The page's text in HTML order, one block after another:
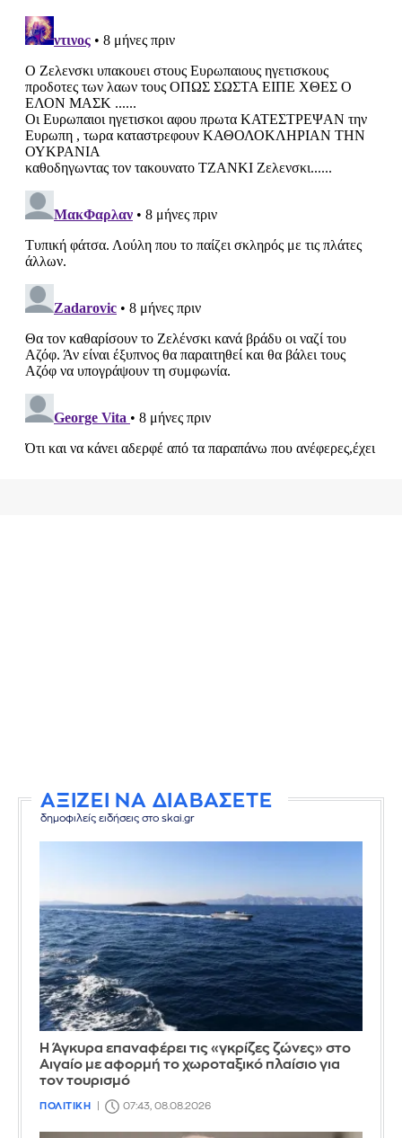
ΑΞΙΖΕΙ ΝΑ ΔΙΑΒΑΣΕΤΕ
δημοφιλείς ειδήσεις στο skai.gr
Η Άγκυρα επαναφέρει τις «γκρίζες ζώνες» στο
Αιγαίο με αφορμή το χωροταξικό πλαίσιο για
τον τουρισμό
ΠΟΛΙΤΙΚΗ 07:43, 08.08.2026